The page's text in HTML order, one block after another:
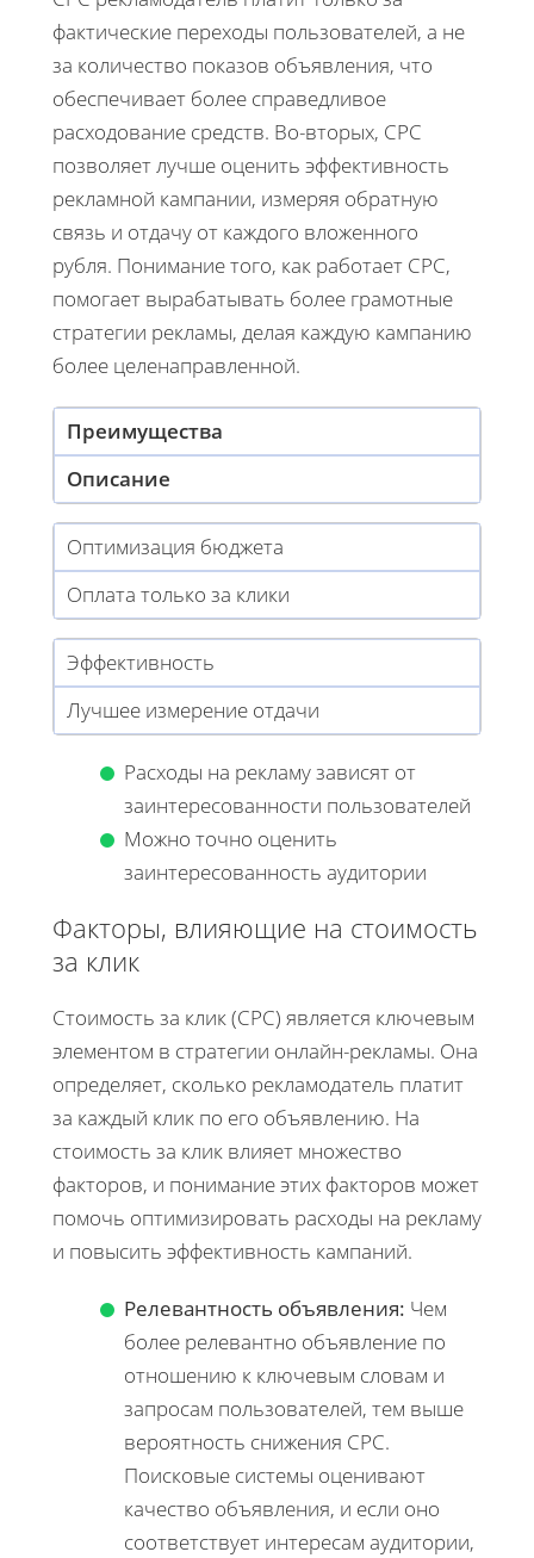
фактические переходы пользователей, а не
за количество показов объявления, что
обеспечивает более справедливое
расходование средств. Во-вторых, CPC
позволяет лучше оценить эффективность
рекламной кампании, измеряя обратную
связь и отдачу от каждого вложенного
рубля. Понимание того, как работает CPC,
помогает вырабатывать более грамотные
стратегии рекламы, делая каждую кампанию
более целенаправленной.
Преимущества
Описание
Оптимизация бюджета
Оплата только за клики
Эффективность
Лучшее измерение отдачи
Расходы на рекламу зависят от
заинтересованности пользователей
Можно точно оценить
заинтересованность аудитории
Факторы, влияющие на стоимость
за клик
Стоимость за клик (CPC) является ключевым
элементом в стратегии онлайн-рекламы. Она
определяет, сколько рекламодатель платит
за каждый клик по его объявлению. На
стоимость за клик влияет множество
факторов, и понимание этих факторов может
помочь оптимизировать расходы на рекламу
и повысить эффективность кампаний.
Релевантность объявления: Чем
более релевантно объявление по
отношению к ключевым словам и
запросам пользователей, тем выше
вероятность снижения CPC.
Поисковые системы оценивают
качество объявления, и если оно
соответствует интересам аудитории,